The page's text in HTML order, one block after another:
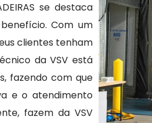
se destaca
Com um
clientes tenham
da VSV está
fazendo com que
e o atendimento
fazem da VSV